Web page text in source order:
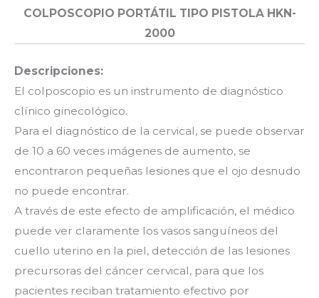
COLPOSCOPIO PORTÁTIL TIPO PISTOLA HKN-
2000
Descripciones:
El colposcopio es un instrumento de diagnóstico
clínico ginecológico.
Para el diagnóstico de la cervical, se puede observar
de 10 a 60 veces imágenes de aumento, se
encontraron pequeñas lesiones que el ojo desnudo
no puede encontrar.
A través de este efecto de amplificación, el médico
puede ver claramente los vasos sanguíneos del
cuello uterino en la piel, detección de las lesiones
precursoras del cáncer cervical, para que los
pacientes reciban tratamiento efectivo por